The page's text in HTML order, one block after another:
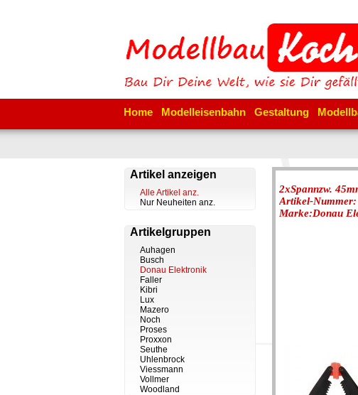
Home Modelleisenbahn Gestaltung
Artikel anzeigen
Alle Artikel anz.
Nur Neuheiten anz.
Artikelgruppen
Auhagen
Busch
Donau Elektronik
Faller
Kibri
Lux
Mazero
Noch
Proses
Proxxon
Seuthe
Uhlenbrock
Viessmann
Vollmer
Woodland
2xSpannzw.
Artikel-Nummer:
Marke:Donau